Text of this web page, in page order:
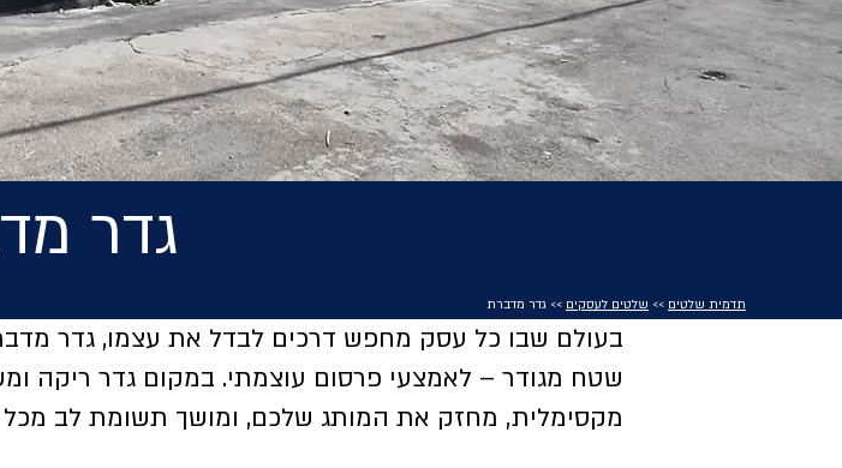
גדר
תדמית שלטים >> שלטים לעסקים >> גדר מדברת
בעולם שבו כל עסק מחפש דרכים לבדל את עצמו, גדר
שטח מגודר – לאמצעי פרסום עוצמתי. במקום גדר ריקה
מקסימלית, מחזק את המותג שלכם, ומושך תשומת לב מכל